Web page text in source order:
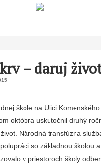
– daruj
škole na Ulici
októbra uskutočnil druhý
Národná transfúzna
so základnou školou
v priestoroch školy